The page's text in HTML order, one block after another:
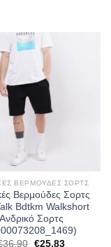
ΒΕΡΜΟΎΔΕΣ ΣΟΡΤΣ
Βερμούδες Σορτς
Bdtkm Walkshort
Ανδρικό Σορτς
36,90 Original
€25,83Η